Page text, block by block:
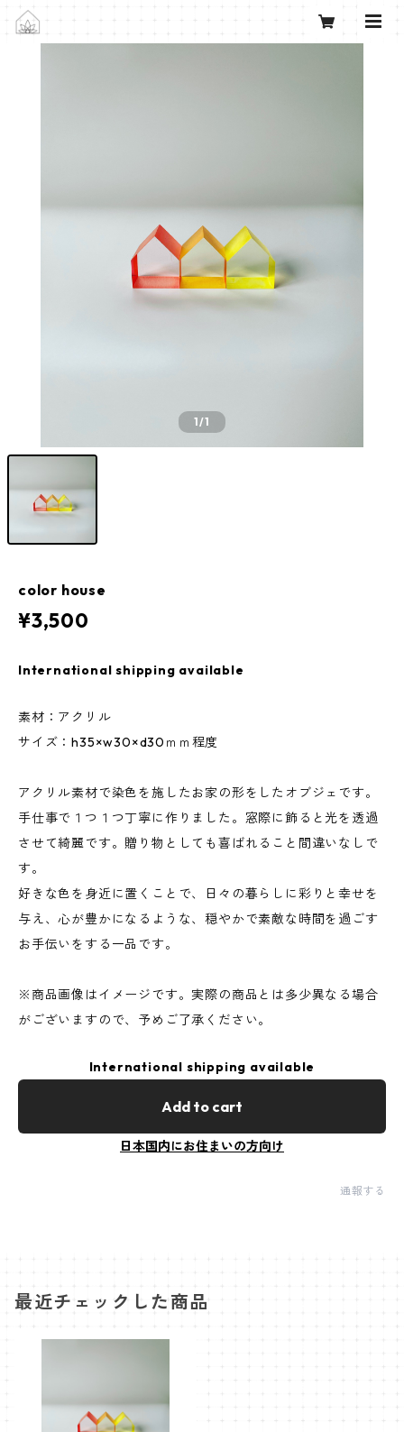
1/1
color house
¥3,500
International shipping available
素材：アクリル
サイズ：h35×w30×d30ｍｍ程度
アクリル素材で染色を施したお家の形をしたオブジェです。
手仕事で１つ１つ丁寧に作りました。窓際に飾ると光を透過
させて綺麗です。贈り物としても喜ばれること間違いなしで
す。
好きな色を身近に置くことで、日々の暮らしに彩りと幸せを
与え、心が豊かになるような、穏やかで素敵な時間を過ごす
お手伝いをする一品です。
※商品画像はイメージです。実際の商品とは多少異なる場合
がございますので、予めご了承ください。
International shipping available
Add to cart
日本国内にお住まいの方向け
通報する
最近チェックした商品